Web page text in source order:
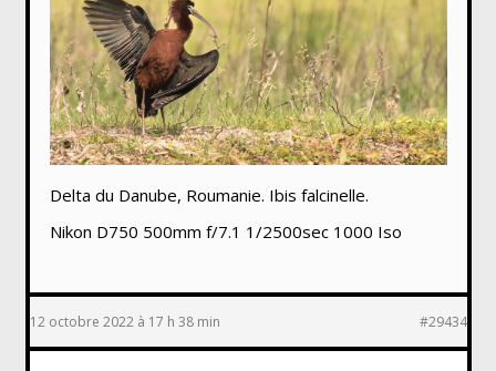
Delta du Danube, Roumanie. Ibis falcinelle.
Nikon D750 500mm f/7.1 1/2500sec 1000 Iso
12 octobre 2022 à 17 h 38 min #29434